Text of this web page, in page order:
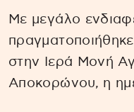
Με μεγάλο
πραγματοποιήθηκε
στην Ιερά Μονή
Αποκορώνου, η